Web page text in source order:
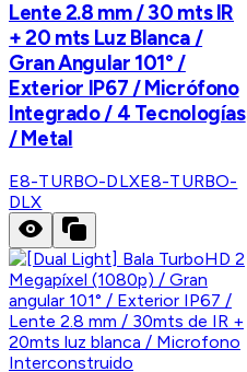
Lente 2.8 mm / 30 mts IR
+ 20 mts Luz Blanca /
Gran Angular 101° /
Exterior IP67 / Micrófono
Integrado / 4 Tecnologías
/ Metal
E8-TURBO-DLXE8-TURBO-
DLX